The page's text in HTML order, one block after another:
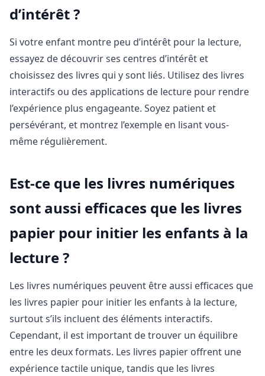
d’intérêt ?
Si votre enfant montre peu d’intérêt pour la lecture,
essayez de découvrir ses centres d’intérêt et
choisissez des livres qui y sont liés. Utilisez des livres
interactifs ou des applications de lecture pour rendre
l’expérience plus engageante. Soyez patient et
persévérant, et montrez l’exemple en lisant vous-
même régulièrement.
Est-ce que les livres numériques
sont aussi efficaces que les livres
papier pour initier les enfants à la
lecture ?
Les livres numériques peuvent être aussi efficaces que
les livres papier pour initier les enfants à la lecture,
surtout s’ils incluent des éléments interactifs.
Cependant, il est important de trouver un équilibre
entre les deux formats. Les livres papier offrent une
expérience tactile unique, tandis que les livres